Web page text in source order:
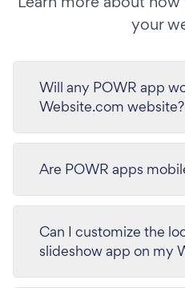
your
Will any POWR app
Website.com website?
Are POWR apps
Can I customize the
slideshow app on my